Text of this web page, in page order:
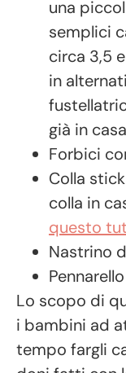
una
semplici
circa 3,5
in
già in casa
Forbici
Colla
colla in
questo
Nastrino
Lo scopo di
i bambini ad
tempo fargli